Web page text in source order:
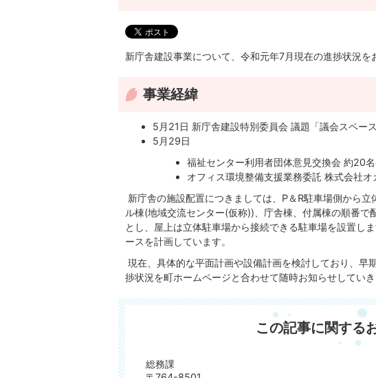
新庁舎建設事業について、令和元年7月現在の進捗状況を
事業経緯
5月21日 新庁舎建設特別委員会 議題「議会スペース
5月29日
福祉センター利用者団体意見交換会 約20
オフィス環境整備支援業務委託 株式会社
新庁舎の施設配置につきましては、P＆R駐車場側から
ル棟(地域交流センター(仮称))、庁舎棟、付属棟の順番
とし、屋上は立体駐車場から接続できる駐車場を設置し
ースを計画しています。
現在、具体的な平面計画や設備計画を検討しており、早
捗状況を町ホームページと合わせて随時お知らせしていき
この記事に関する
総務課